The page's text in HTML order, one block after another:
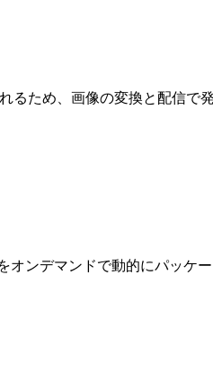
ため、画像の変換と配信で
ンデマンドで動的にパッケ